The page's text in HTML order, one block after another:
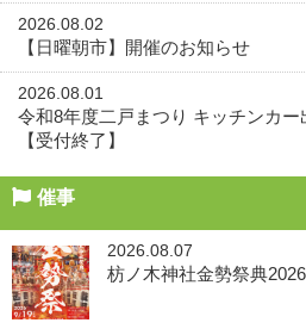
2026.08.02
【日曜朝市】開催のお知らせ
2026.08.01
令和8年度二戸まつり キッチンカ
【受付終了】
催事
2026.08.07
枋ノ木神社金勢祭典